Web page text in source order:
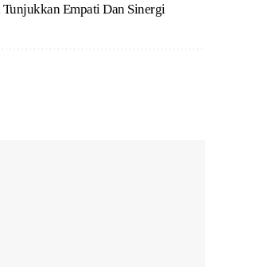
Tunjukkan Empati Dan Sinergi